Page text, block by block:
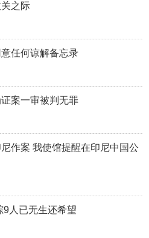
之际
任何谅解备忘录
案一审被判无罪
作案 我使馆提醒在印尼中国公
9人已无生还希望